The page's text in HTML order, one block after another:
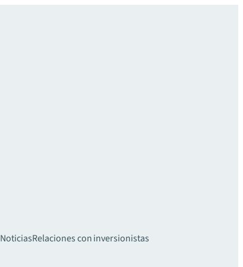
NoticiasRelaciones con inversionistas